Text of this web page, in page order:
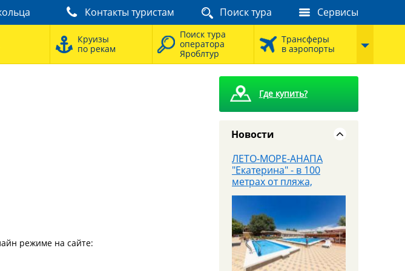
Контакты туристам Поиск тура Сервисы
Круизы
по рекам
Поиск тура
оператора
Яроблтур
Трансферы
в аэропорты
режиме на сайте:
Где купить?
Новости
8 августа - Тайны
сталинских высоток:
экскурсия, которую вы
запомните
ЛЕТО-МОРЕ-АНАПА
"Екатерина" - в 100
метрах от пляжа,
завтраки входят в
стоимость